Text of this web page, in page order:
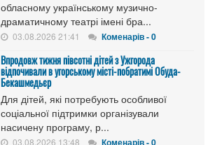
обласному українському музично-
драматичному театрі імені бра...
03.08.2026 21:41 Коменарів - 0
Впродовж тижня півсотні дітей з Ужгорода
відпочивали в угорському місті-побратимі Обуда-
Бекашмедьєр
Для дітей, які потребують особливої
соціальної підтримки організували
насичену програму, р...
03.08.2026 13:48 Коменарів - 0